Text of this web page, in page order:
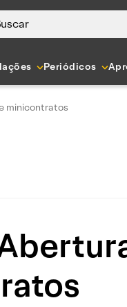
Periódicos
minicontratos